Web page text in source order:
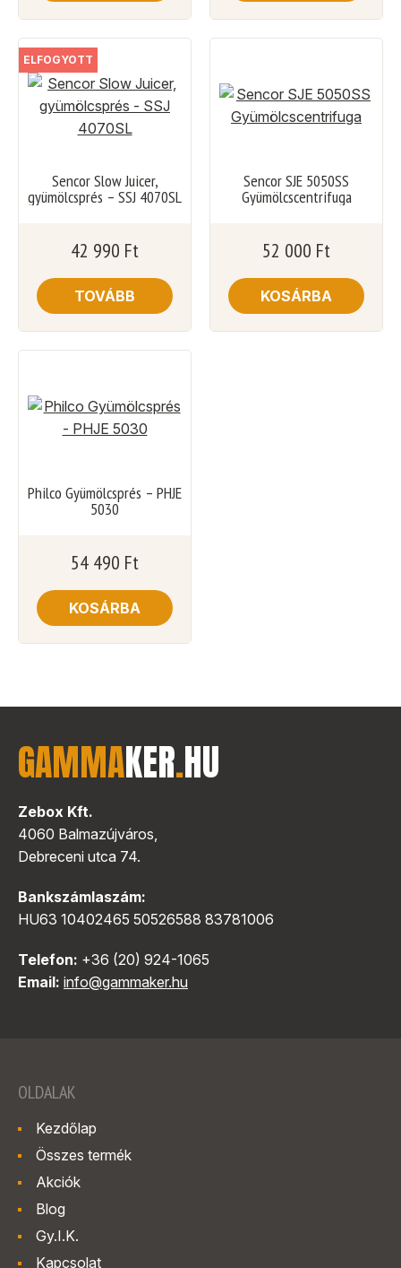
ELFOGYOTT
Sencor Slow Juicer,
gyümölcsprés – SSJ 4070SL
42 990 Ft
TOVÁBB
Sencor SJE 5050SS
Gyümölcscentrifuga
52 000 Ft
KOSÁRBA
Philco Gyümölcsprés – PHJE
5030
54 490 Ft
KOSÁRBA
GAMMAKER.HU
Zebox Kft.
4060 Balmazújváros,
Debreceni utca 74.
Bankszámlaszám:
HU63 10402465 50526588 83781006
Telefon: +36 (20) 924-1065
Email: info@gammaker.hu
OLDALAK
Kezdőlap
Összes termék
Akciók
Blog
Gy.I.K.
Kapcsolat